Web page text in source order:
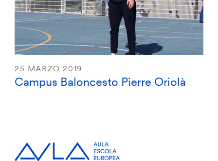
25 MARZO 2019
Campus Baloncesto Pierre Oriolà